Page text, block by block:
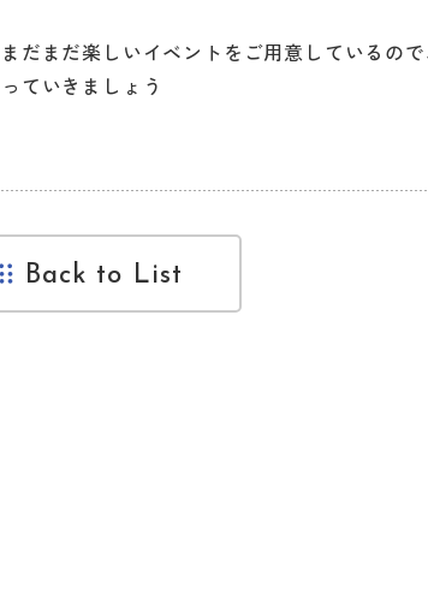
まだまだ楽しいイベントをご用意しているの
っていきましょう
Back to List